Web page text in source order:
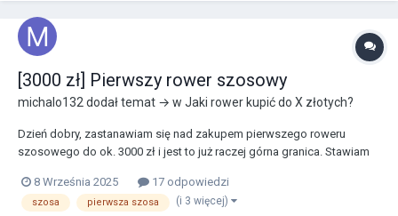
[3000 zł] Pierwszy rower szosowy
michalo132 dodał temat → w Jaki rower kupić do X złotych?
Dzień dobry, zastanawiam się nad zakupem pierwszego roweru
szosowego do ok. 3000 zł i jest to już raczej górna granica. Stawiam
jeżdżenia też na dłuższe, ale szybsze trasy typu 200 km. Ważne jest też
dla mnie, żeby rower był tani...
8 Września 2025 17 odpowiedzi
szosa pierwsza szosa (i 3 więcej)